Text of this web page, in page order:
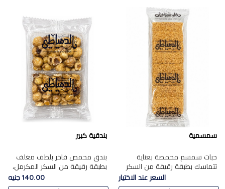
سمسمية
حبات سمسم محمصة بعناية
تتماسك بطبقة رقيقة من السكر
المكرمل، لتقدم طعم السمسم
المميز وقرمشتة التي ارتبطت ببهجة
السعر عند الاختيار
بندقية كبير
بندق محمص فاخر بلطف مغلف
بطبقة رقيقة من السكر المكرمل،
يجمع بين النكهة الغنية ناتي
والقرمشة الراقية المرضية في
140.00 جنيه